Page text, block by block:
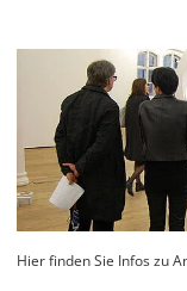
Hier finden Sie Infos zu